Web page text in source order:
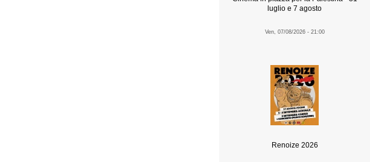
luglio e 7 agosto
Ven, 07/08/2026 - 21:00
Renoize 2026